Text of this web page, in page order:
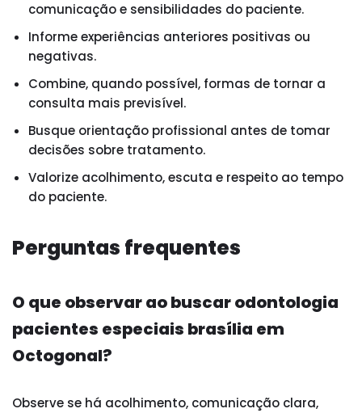
comunicação e sensibilidades do paciente.
Informe experiências anteriores positivas ou
negativas.
Combine, quando possível, formas de tornar a
consulta mais previsível.
Busque orientação profissional antes de tomar
decisões sobre tratamento.
Valorize acolhimento, escuta e respeito ao tempo
do paciente.
Perguntas frequentes
O que observar ao buscar odontologia
pacientes especiais brasília em
Octogonal?
Observe se há acolhimento, comunicação clara,